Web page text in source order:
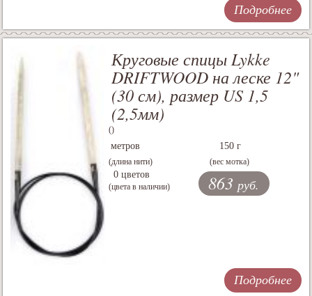
Подробнее
Круговые спицы Lykke
DRIFTWOOD на леске 12"
(30 см), размер US 1,5
(2,5мм)
()
метров
(длина нити)
150 г
(вес мотка)
0 цветов
(цвета в наличии) 863руб.
Подробнее